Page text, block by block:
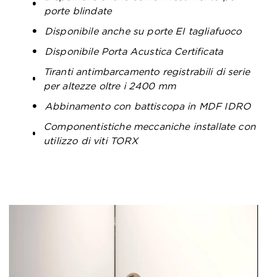
porte blindate
Disponibile anche su porte EI tagliafuoco
Disponibile Porta Acustica Certificata
Tiranti antimbarcamento registrabili di serie
per altezze oltre i 2400 mm
Abbinamento con battiscopa in MDF IDRO
Componentistiche meccaniche installate con
utilizzo di viti TORX